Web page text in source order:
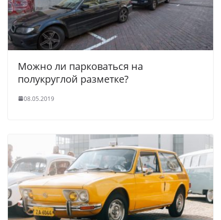
Можно ли парковаться на
полукруглой разметке?
08.05.2019